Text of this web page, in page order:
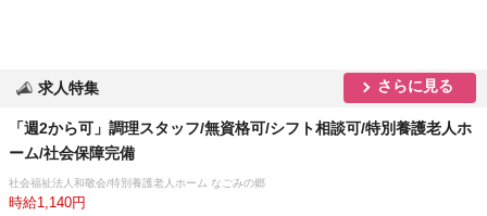
求人特集 さらに見る
「週2から可」調理スタッフ/無資格可/シフト相談可/特別養護老人ホ
ーム/社会保障完備
社会福祉法人和敬会/特別養護老人ホーム なごみの郷
時給1,140円